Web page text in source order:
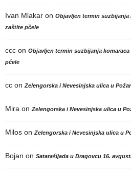
Ivan Mlakar on Objavljen termin suzbijanja
zaštite pčele
ccc on Objavljen termin suzbijanja
pčele
cc on Zelengorska i Nevesinjska ulica u
Mira on Zelengorska i Nevesinjska ulica u
Milos on Zelengorska i Nevesinjska ulica u
Bojan on Satarašijada u Dragovcu 16.